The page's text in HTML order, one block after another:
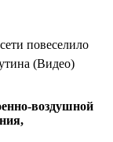
воздушной